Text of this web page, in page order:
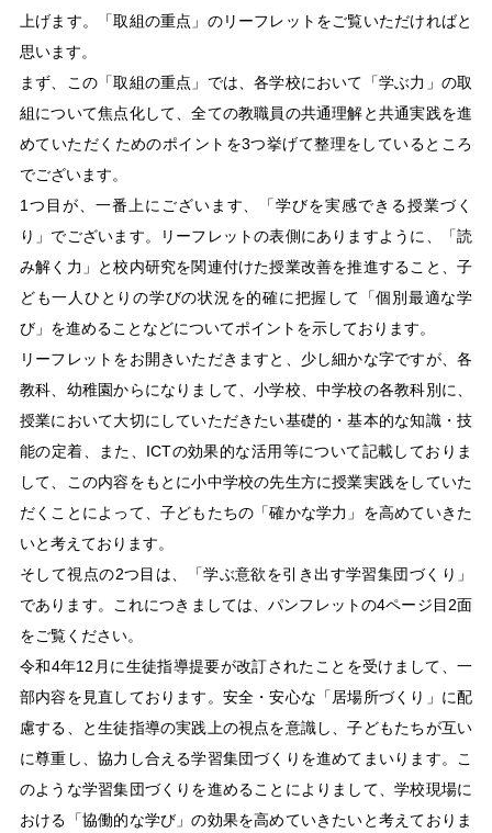
上げます。「取組の重点」のリーフレットをご覧いただければと
思います。
まず、この「取組の重点」では、各学校において「学ぶ力」の取
組について焦点化して、全ての教職員の共通理解と共通実践を進
めていただくためのポイントを3つ挙げて整理をしているところ
でございます。
1つ目が、一番上にございます、「学びを実感できる授業づく
り」でございます。リーフレットの表側にありますように、「読
み解く力」と校内研究を関連付けた授業改善を推進すること、子
ども一人ひとりの学びの状況を的確に把握して「個別最適な学
び」を進めることなどについてポイントを示しております。
リーフレットをお開きいただきますと、少し細かな字ですが、各
教科、幼稚園からになりまして、小学校、中学校の各教科別に、
授業において大切にしていただきたい基礎的・基本的な知識・技
能の定着、また、ICTの効果的な活用等について記載しておりま
して、この内容をもとに小中学校の先生方に授業実践をしていた
だくことによって、子どもたちの「確かな学力」を高めていきた
いと考えております。
そして視点の2つ目は、「学ぶ意欲を引き出す学習集団づくり」
であります。これにつきましては、パンフレットの4ページ目2面
をご覧ください。
令和4年12月に生徒指導提要が改訂されたことを受けまして、一
部内容を見直しております。安全・安心な「居場所づくり」に配
慮する、と生徒指導の実践上の視点を意識し、子どもたちが互い
に尊重し、協力し合える学習集団づくりを進めてまいります。こ
のような学習集団づくりを進めることによりまして、学校現場に
おける「協働的な学び」の効果を高めていきたいと考えておりま